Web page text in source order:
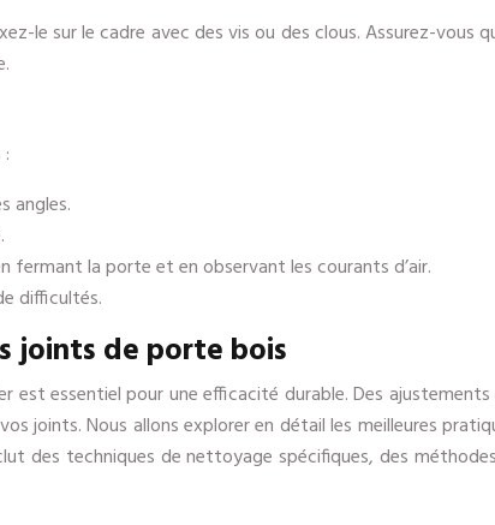
le sur le cadre avec des vis ou des clous. Assurez-vous
angles.
la porte et en observant les courants d’air.
difficultés.
joints de porte bois
est essentiel pour une efficacité durable. Des
joints. Nous allons explorer en détail les meilleures
des techniques de nettoyage spécifiques, des